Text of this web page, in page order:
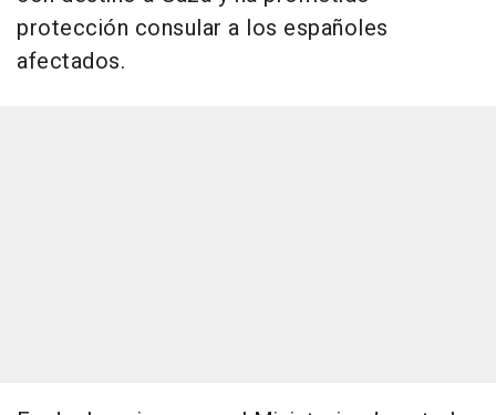
protección consular a los españoles
afectados.